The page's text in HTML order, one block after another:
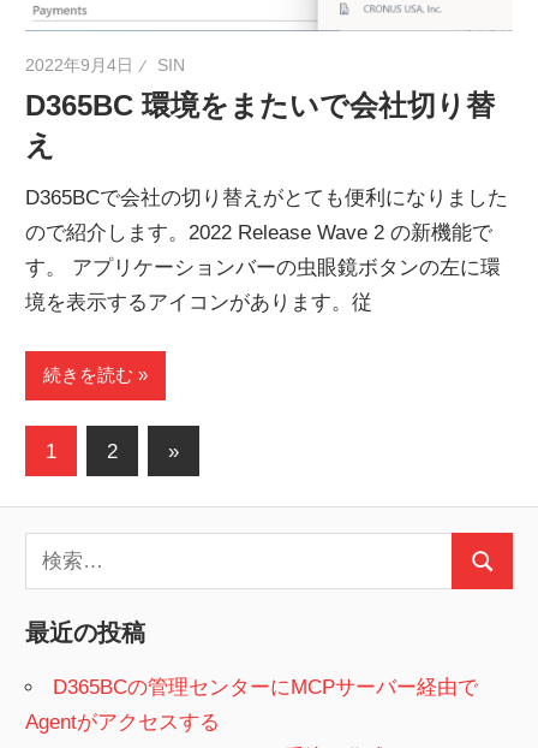
2022年9月4日 SIN
D365BC 環境をまたいで会社切り替
え
D365BCで会社の切り替えがとても便利になりました
ので紹介します。2022 Release Wave 2 の新機能で
す。 アプリケーションバーの虫眼鏡ボタンの左に環
境を表示するアイコンがあります。従
続きを読む
投
の
ペ
ー
ジ
送
1 2
次
»
索:
検
最近の投稿
D365BCの管理センターにMCPサーバー経由で
Agentがアクセスする